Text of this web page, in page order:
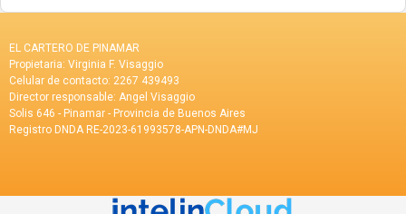
EL CARTERO DE PINAMAR
Propietaria: Virginia F. Visaggio
Celular de contacto: 2267 439493
Director responsable: Angel Visaggio
Solis 646 - Pinamar - Provincia de Buenos Aires
Registro DNDA RE-2023-61993578-APN-DNDA#MJ